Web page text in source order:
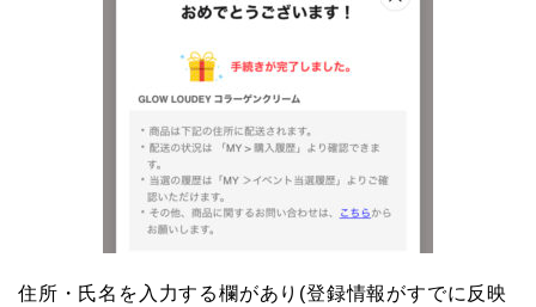
住所・氏名を入力する欄があり(登録情報がすでに反映